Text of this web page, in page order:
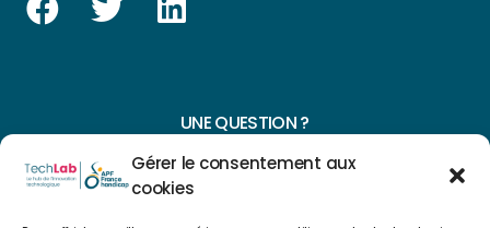
Gérer le consentement aux
cookies
UNE QUESTION ?
CONTACTEZ-NOUS